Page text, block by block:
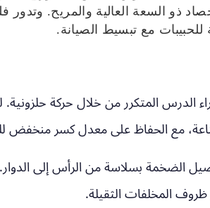
ذو السعة العالية والمريح. وتدور
للحبيبات مع تبسيط الصيانة.
الدرس المتكرر من خلال حركة
مع الحفاظ على معدل كسر منخفض
لنقل مواد المحاصيل الضخمة بسلاسة من الرأس
المخلفات الثقيلة.